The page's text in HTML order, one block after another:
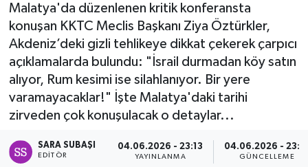
Malatya'da düzenlenen kritik konferansta
konuşan KKTC Meclis Başkanı Ziya Öztürkler,
Akdeniz’deki gizli tehlikeye dikkat çekerek çarpıcı
açıklamalarda bulundu: "İsrail durmadan köy satın
alıyor, Rum kesimi ise silahlanıyor. Bir yere
varamayacaklar!" İşte Malatya'daki tarihi
zirveden çok konuşulacak o detaylar...
SARA SUBAŞI
EDITÖR
04.06.2026 - 23:13
YAYINLANMA
04.06.2026 -
GÜNCELLEME